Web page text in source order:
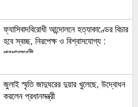
ফ্যাসিবাদবিরোধী আন্দোলনে হত্যাকাণ্ডের বিচার
হবে স্বচ্ছ, নিরপেক্ষ ও বিশ্বাসযোগ্য :
প্রধানমন্ত্রী
জুলাই স্মৃতি জাদুঘরের দুয়ার খুলেছে, উদ্বোধন
করলেন প্রধানমন্ত্রী